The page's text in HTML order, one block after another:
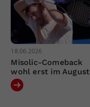
18.06.2026
Misolic-Comeback
wohl erst im August